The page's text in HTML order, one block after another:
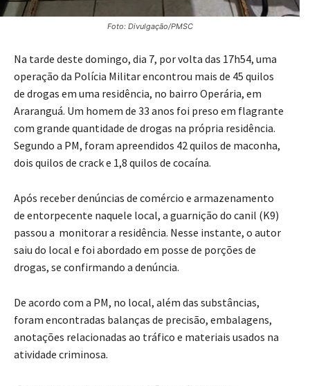
Foto: Divulgação/PMSC
Na tarde deste domingo, dia 7, por volta das 17h54, uma
operação da Polícia Militar encontrou mais de 45 quilos
de drogas em uma residência, no bairro Operária, em
Araranguá. Um homem de 33 anos foi preso em flagrante
com grande quantidade de drogas na própria residência.
Segundo a PM, foram apreendidos 42 quilos de maconha,
dois quilos de crack e 1,8 quilos de cocaína.
Após receber denúncias de comércio e armazenamento
de entorpecente naquele local, a guarnição do canil (K9)
passou a monitorar a residência. Nesse instante, o autor
saiu do local e foi abordado em posse de porções de
drogas, se confirmando a denúncia.
De acordo com a PM, no local, além das substâncias,
foram encontradas balanças de precisão, embalagens,
anotações relacionadas ao tráfico e materiais usados na
atividade criminosa.